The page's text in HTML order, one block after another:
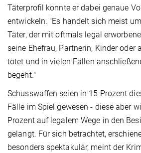
Täterprofil konnte er dabei genaue
entwickeln. "Es handelt sich meist
Täter, der mit oftmals legal
seine Ehefrau, Partnerin, Kinder oder
tötet und in vielen Fällen
begeht."
Schusswaffen seien in 15 Prozent
Fälle im Spiel gewesen - diese aber
Prozent auf legalem Wege in den
gelangt. Für sich betrachtet,
besonders spektakulär, meint der